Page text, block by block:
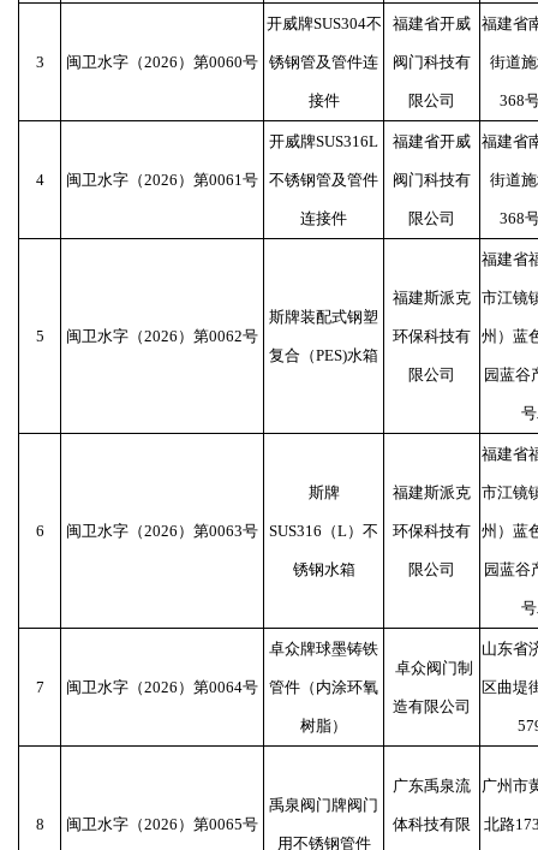
3 闽卫水字（2026）第0060号
开威牌SUS304不
锈钢管及管件连
接件
福建省开威
阀门科技有
限公司
福建省
街道
368
4 闽卫水字（2026）第0061号
开威牌SUS316L
不锈钢管及管件
连接件
福建省开威
阀门科技有
限公司
福建省
街道
368
5 闽卫水字（2026）第0062号
斯牌装配式钢塑
复合（PES)水箱
福建斯派克
环保科技有
限公司
福建省
市江镜
州）蓝
园蓝谷
6 闽卫水字（2026）第0063号
斯牌
SUS316（L）不
锈钢水箱
福建斯派克
环保科技有
限公司
福建省
市江镜
州）蓝
园蓝谷
7 闽卫水字（2026）第0064号
卓众牌球墨铸铁
管件（内涂环氧
树脂）
卓众阀门制
造有限公司
山东省
区曲堤
8 闽卫水字（2026）第0065号
禹泉阀门牌阀门
用不锈钢管件
广东禹泉流
体科技有限
广州市
北路